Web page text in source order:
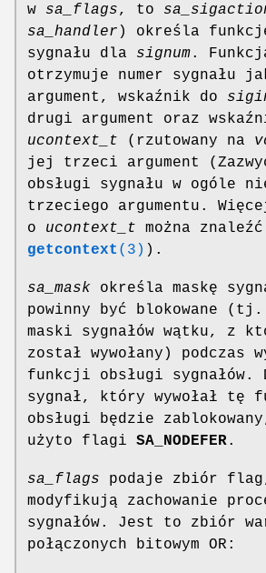
w sa_flags, to
sa_handler ) określa
sygnału dla signum.
otrzymuje numer sygnału
argument, wskaźnik do
drugi argument oraz
ucontext_t (rzutowany na
jej trzeci argument
obsługi sygnału w ogóle
trzeciego argumentu.
o ucontext_t można
getcontext (3) ).
sa_mask określa maskę
powinny być blokowane (tj.
maski sygnałów wątku, z
został wywołany) podczas
funkcji obsługi sygnałów.
sygnał, który wywołał tę
obsługi będzie
użyto flagi SA_NODEFER.
sa_flags podaje zbiór
modyfikują zachowanie
sygnałów. Jest to zbiór
połączonych bitowym OR: